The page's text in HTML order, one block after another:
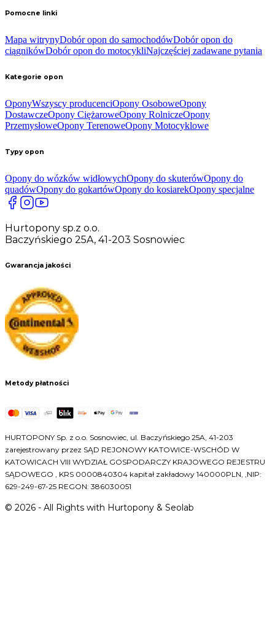
Pomocne linki
Mapa witrynyDobór opon do samochodówDobór opon do
ciągnikówDobór opon do motocykliNajczęściej zadawane pytania
Kategorie opon
OponyWszyscy producenciOpony OsoboweOpony
DostawczeOpony CiężaroweOpony RolniczeOpony
PrzemysłoweOpony TerenoweOpony Motocyklowe
Typy opon
Opony do wózków widłowychOpony do skuterówOpony do
quadówOpony do gokartówOpony do kosiarekOpony specjalne
Hurtopony sp.z o.o.
Baczyńskiego 25A, 41-203 Sosnowiec
Gwarancja jakości
Metody płatności
HURTOPONY Sp. z o.o. Sosnowiec, ul. Baczyńskiego 25A, 41-203
zarejestrowany przez SĄD REJONOWY KATOWICE-WSCHÓD W
KATOWICACH VIII WYDZIAŁ GOSPODARCZY KRAJOWEGO REJESTRU
SĄDOWEGO , KRS 0000840304 kapitał zakładowy 140000PLN, ,NIP:
629-249-67-25 REGON: 386030051
© 2026 - All Rights with Hurtopony & Seolab